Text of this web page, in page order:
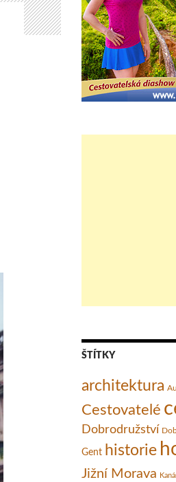
ŠTÍTKY
architektura
Cestovatelé
Dobrodružství
Gent historie
Jižní Morava